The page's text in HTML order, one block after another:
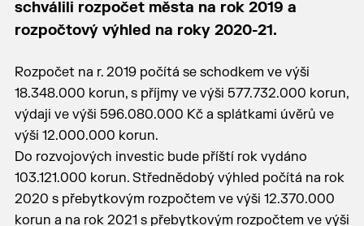
schválili rozpočet města na rok 2019 a
rozpočtový výhled na roky 2020-21.
Rozpočet na r. 2019 počítá se schodkem ve výši
18.348.000 korun, s příjmy ve výši 577.732.000 korun,
výdaji ve výši 596.080.000 Kč a splátkami úvěrů ve
výši 12.000.000 korun.
Do rozvojových investic bude příští rok vydáno
103.121.000 korun. Střednědobý výhled počítá na rok
2020 s přebytkovým rozpočtem ve výši 12.370.000
korun a na rok 2021 s přebytkovým rozpočtem ve výši